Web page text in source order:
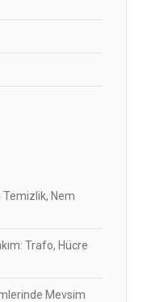
Temizlik, Nem
Trafo, Hücre
Mevsim